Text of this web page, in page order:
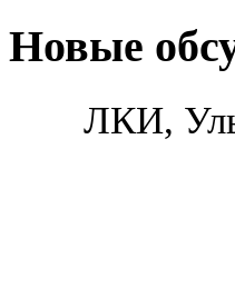
Новые
ЛКИ,